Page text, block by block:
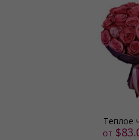
Теплое
от